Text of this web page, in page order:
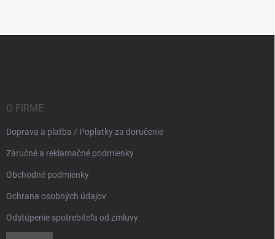
O FIRME
Doprava a platba / Poplatky za doručenie
Záručné a reklamačné podmienky
Obchodné podmienky
Ochrana osobných údajov
Odstúpenie spotrebiteľa od zmluvy